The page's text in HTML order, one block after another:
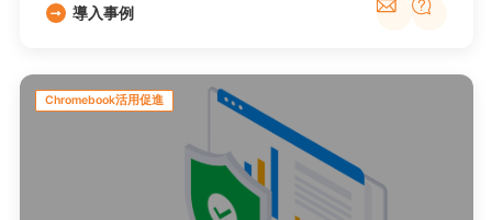
導入事例
Chromebook活用促進